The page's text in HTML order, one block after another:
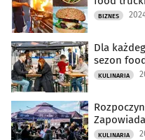
BIZNES
Dla
sezon
KULINARIA
KULINARIA